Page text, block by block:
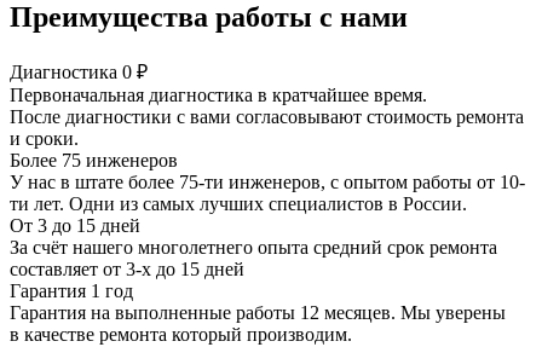
Преимущества работы с нами
Диагностика 0 ₽
Первоначальная диагностика в кратчайшее время.
После диагностики с вами согласовывают стоимость ремонта
и сроки.
Более 75 инженеров
У нас в штате более 75-ти инженеров, с опытом работы от 10-
ти лет. Одни из самых лучших специалистов в России.
От 3 до 15 дней
За счёт нашего многолетнего опыта средний срок ремонта
составляет от 3-х до 15 дней
Гарантия 1 год
Гарантия на выполненные работы 12 месяцев. Мы уверены
в качестве ремонта который производим.